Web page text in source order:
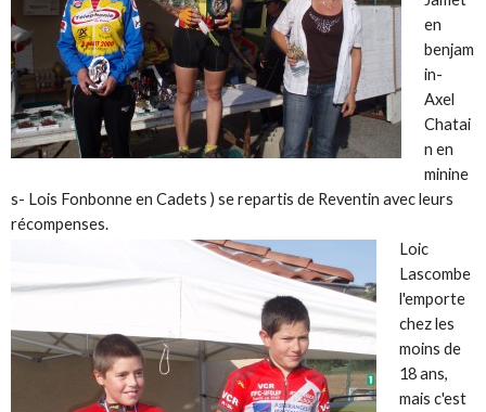
en
benjam
in-
Axel
Chatai
n en
minine
s- Lois Fonbonne en Cadets ) se repartis de Reventin avec leurs
récompenses.
Loic
Lascombe
l'emporte
chez les
moins de
18 ans,
mais c'est